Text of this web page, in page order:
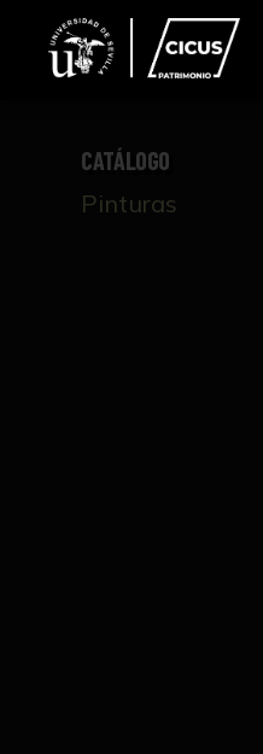
CATÁLOGO
Pinturas